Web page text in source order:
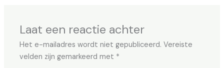
Laat een reactie achter
Het e-mailadres wordt niet gepubliceerd. Vereiste
velden zijn gemarkeerd met *